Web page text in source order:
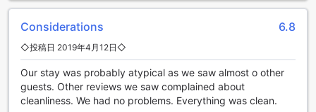
えています。
便利な交通施設を提供するアッコ ビーチ ホテル
アッコ ビーチ ホテルは、お客様の快適な滞在をサポートする
ために、さまざまな交通施設を提供しています。空港送迎サ
ービスがあり、到着時や出発時に便利にご利用いただけま
す。また、ツアーサービスもご利用いただけますので、アク
Considerations 6.8
◇投稿日 2019年4月12日◇
Our stay was probably atypical as we saw almost o other
guests. Other reviews we saw complained about
cleanliness. We had no problems. Everything was clean.